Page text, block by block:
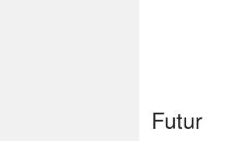
Futur